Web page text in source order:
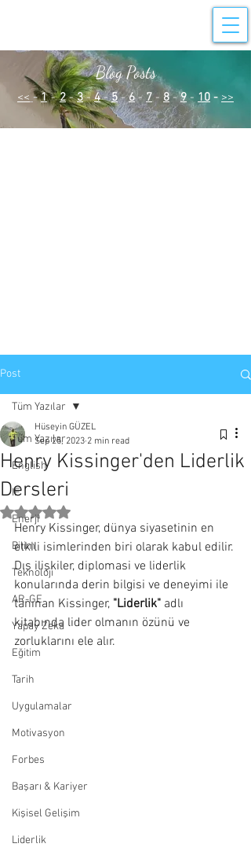
Blog Posts
<< -1 - 2-3 -4 -5-6-7- 8- 9- 10 - >>
Post
Tüm Yazılar
English
IE
Enerji
Bilim
Teknoloji
AR-GE
Yapay Zeka
Eğitim
Tarih
Uygulamalar
Motivasyon
Forbes
Başarı & Kariyer
Kişisel Gelişim
Liderlik
Tüm Yazılar
Henry Kissinger'den Liderlik
Dersleri
Hüseyin GÜZEL
Sep 25, 2023 2 min read
Rated NaN out of 5 stars.
Henry Kissinger, dünya siyasetinin en
etkili isimlerinden biri olarak kabul edilir.
Dış ilişkiler, diplomasi ve liderlik
konularında derin bilgisi ve deneyimi ile
tanınan Kissinger, "Liderlik" adlı
kitabında lider olmanın özünü ve
zorluklarını ele alır.